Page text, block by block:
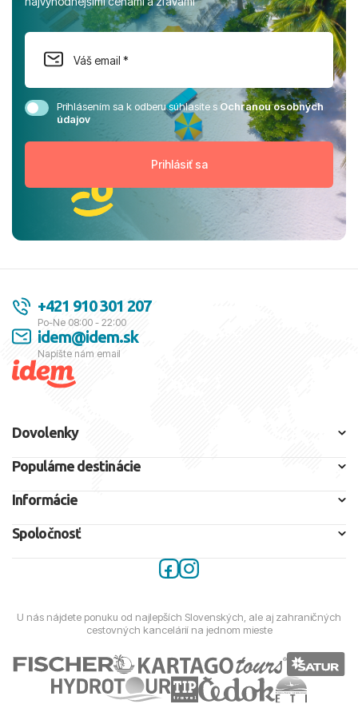
Prihlásením sa k odberu súhlasíte sOchranou osobných
údajov
+421 910 301 207
Po-Ne 08:00 - 22:00
idem@idem.sk
Napíšte nám email
Dovolenky
Populárne destinácie
Informácie
Spoločnosť
U nás nájdete ponuku od najlepších Slovenských, ale aj zahraničných
cestovných kancelárií na jednom mieste